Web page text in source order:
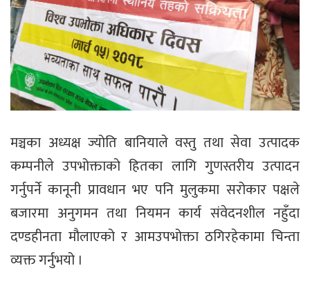
मञ्चका अध्यक्ष ज्योति बानियाले वस्तु तथा सेवा उत्पादक
कम्पनीले उपभोक्ताको हितका लागि गुणस्तरीय उत्पादन
गर्नुपर्ने कानूनी प्रावधान भए पनि मुलुकमा सरोकार पक्षले
बजारमा अनुगमन तथा नियमन कार्य संवेदनशील नहुँदा
दण्डहीनता मौलाएको र आमउपभोक्ता ठगिरहेकामा चिन्ता
व्यक्त गर्नुभयो ।